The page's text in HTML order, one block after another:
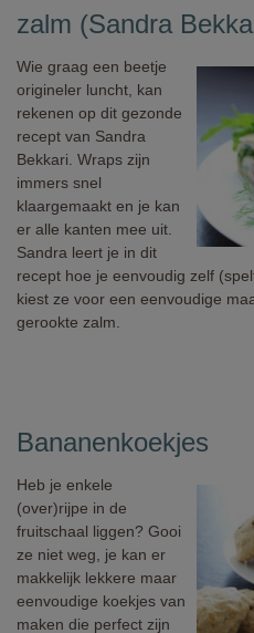
zalm (Sandra
Wie graag een beetje
origineler luncht, kan
rekenen op dit gezonde
recept van Sandra
Bekkari. Wraps zijn
immers snel
klaargemaakt en je kan
er alle kanten mee uit.
Sandra leert je in dit
recept hoe je eenvoudig zelf
kiest ze voor een eenvoudige
gerookte zalm.
Bananenkoekjes
Heb je enkele
(over)rijpe in de
fruitschaal liggen? Gooi
ze niet weg, je kan er
makkelijk lekkere maar
eenvoudige koekjes van
maken die perfect zijn